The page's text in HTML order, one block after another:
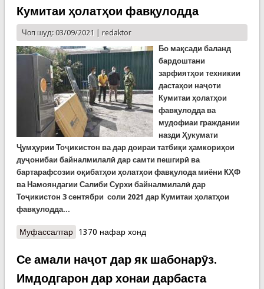
Кумитаи ҳолатҳои фавқулодда
Чоп шуд: 03/09/2021 | redaktor
Бо мақсади баланд
бардоштани
зарфиятҳои техникии
дастаҳои наҷоти
Кумитаи ҳолатҳои
фавқулодда ва
мудофиаи граждании
назди Ҳукумати
Ҷумҳурии Тоҷикистон ва дар доираи татбиқи ҳамкориҳои
дуҷонибаи байналмилалӣ дар самти пешгирӣ ва
бартарафсозии оқибатҳои ҳолатҳои фавқулода миёни КҲФ
ва Намояндагии Салиби Сурхи байналмилалӣ дар
Тоҷикистон 3 сентябри соли 2021 дар Кумитаи ҳолатҳои
фавқулодда...
Муфассалтаро Кумаки техникии Салиби Сурх ба Кумитаи
1370 нафар хонд
Се амали наҷот дар як шабонарӯз.
Имдодгарон дар хонаи дарбаста